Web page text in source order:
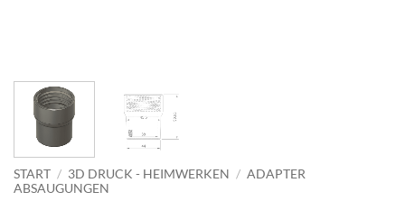
START / 3D DRUCK - HEIMWERKEN / ADAPTER
ABSAUGUNGEN